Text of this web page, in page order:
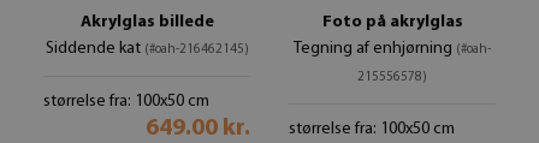
Akrylglas billede
Siddende kat (#oah-216462145)
størrelse fra: 100x50 cm
649.00 kr.
Foto på akrylglas
Tegning af enhjørning (#oah-
215556578)
størrelse fra: 100x50 cm